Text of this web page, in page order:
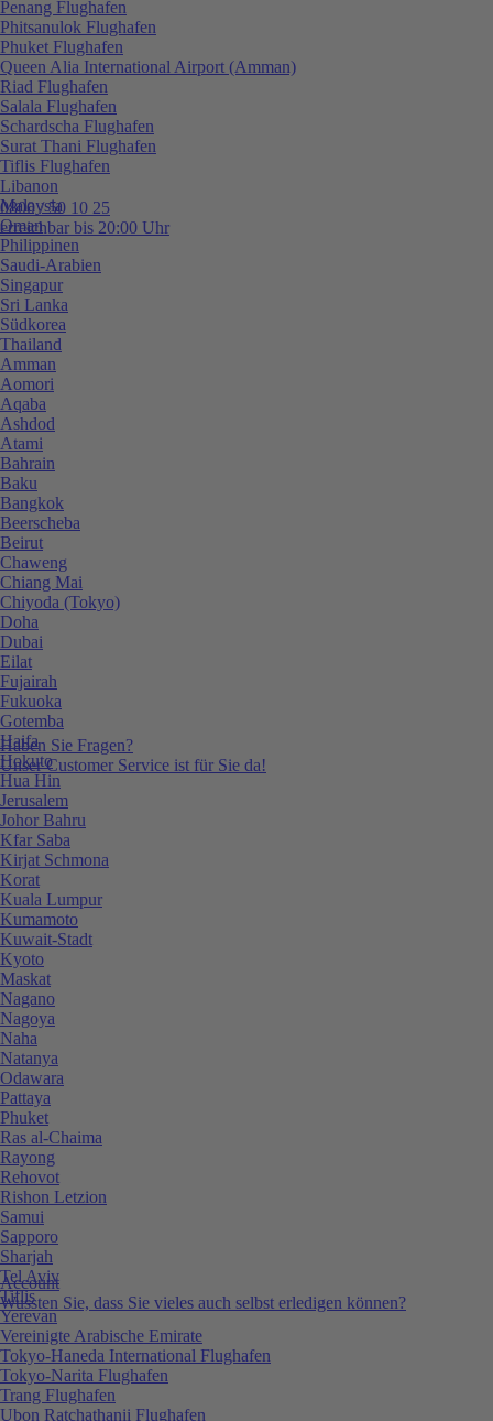
0800 / 50 10 25
erreichbar bis 20:00 Uhr
Haben Sie Fragen?
Unser Customer Service ist für Sie da!
Account
Wussten Sie, dass Sie vieles auch selbst erledigen können?
Penang Flughafen
Phitsanulok Flughafen
Phuket Flughafen
Queen Alia International Airport (Amman)
Riad Flughafen
Salala Flughafen
Schardscha Flughafen
Surat Thani Flughafen
Tiflis Flughafen
Libanon
Malaysia
Oman
Philippinen
Saudi-Arabien
Singapur
Sri Lanka
Südkorea
Thailand
Amman
Aomori
Aqaba
Ashdod
Atami
Bahrain
Baku
Bangkok
Beerscheba
Beirut
Chaweng
Chiang Mai
Chiyoda (Tokyo)
Doha
Dubai
Eilat
Fujairah
Fukuoka
Gotemba
Haifa
Hokuto
Hua Hin
Jerusalem
Johor Bahru
Kfar Saba
Kirjat Schmona
Korat
Kuala Lumpur
Kumamoto
Kuwait-Stadt
Kyoto
Maskat
Nagano
Nagoya
Naha
Natanya
Odawara
Pattaya
Phuket
Ras al-Chaima
Rayong
Rehovot
Rishon Letzion
Samui
Sapporo
Sharjah
Tel Aviv
Tiflis
Yerevan
Vereinigte Arabische Emirate
Tokyo-Haneda International Flughafen
Tokyo-Narita Flughafen
Trang Flughafen
Ubon Ratchathanii Flughafen